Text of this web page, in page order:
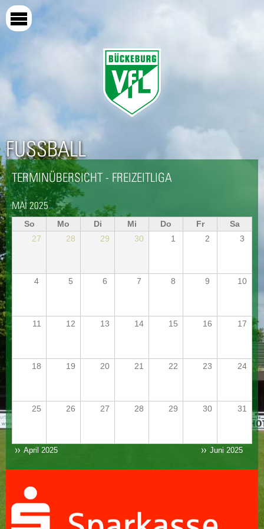
FUSSBALL
TERMINÜBERSICHT - FREIZEITLIGA
MAI 2025
So Mo Di Mi Do Fr
Sa
27
28 29 30 1 2 3
4 5 6 7 8 9 10
11 12 13 14 15 16 17
18 19 20 21 22 23 24
25 26 27 28 29 30 31
April 2025 Juni 2025